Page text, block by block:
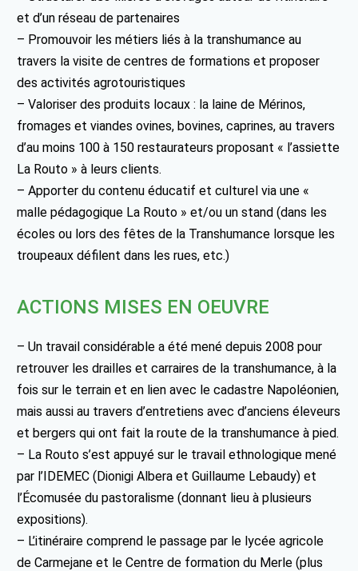
et d’un réseau de partenaires
– Promouvoir les métiers liés à la transhumance au
travers la visite de centres de formations et proposer
des activités agrotouristiques
– Valoriser des produits locaux : la laine de Mérinos,
fromages et viandes ovines, bovines, caprines, au travers
d’au moins 100 à 150 restaurateurs proposant « l’assiette
La Routo » à leurs clients.
– Apporter du contenu éducatif et culturel via une «
malle pédagogique La Routo » et/ou un stand (dans les
écoles ou lors des fêtes de la Transhumance lorsque les
troupeaux défilent dans les rues, etc.)
ACTIONS MISES EN OEUVRE
– Un travail considérable a été mené depuis 2008 pour
retrouver les drailles et carraires de la transhumance, à la
fois sur le terrain et en lien avec le cadastre Napoléonien,
mais aussi au travers d’entretiens avec d’anciens éleveurs
et bergers qui ont fait la route de la transhumance à pied.
– La Routo s’est appuyé sur le travail ethnologique mené
par l’IDEMEC (Dionigi Albera et Guillaume Lebaudy) et
l’Écomusée du pastoralisme (donnant lieu à plusieurs
expositions).
– L’itinéraire comprend le passage par le lycée agricole
de Carmejane et le Centre de formation du Merle (plus